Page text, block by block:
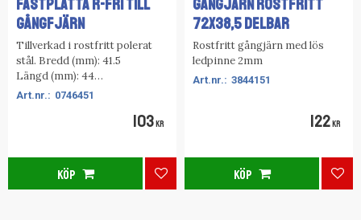
FÄSTPLATTA R-FRI TILL
GÅNGFJÄRN
Tillverkad i rostfritt polerat
stål. Bredd (mm): 41.5
Längd (mm): 44
Material: Rostfri
0746451
103 KR
Lägg till i favoriter
KÖP
GÅNGJÄRN ROSTFRITT
72X38,5 DELBAR
Rostfritt gångjärn med lös
ledpinne 2mm
3844151
122 KR
KÖP